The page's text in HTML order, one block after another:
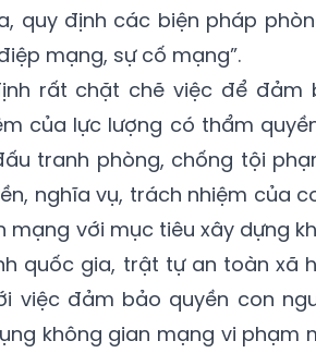
quy định các biện pháp
mạng, sự cố mạng”.
rất chặt chẽ việc để đảm
của lực lượng có thẩm
tranh phòng, chống tội
nghĩa vụ, trách nhiệm của
mạng với mục tiêu xây dựng
quốc gia, trật tự an toàn xã
việc đảm bảo quyền con
không gian mạng vi phạm